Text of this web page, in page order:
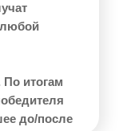
любой
По итогам
до/после